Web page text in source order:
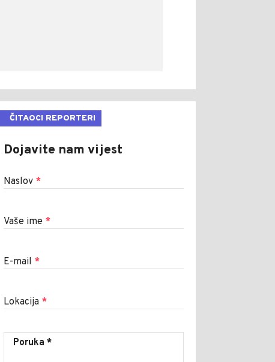
ČITAOCI REPORTERI
Dojavite nam vijest
Naslov *
Vaše ime *
E-mail *
Lokacija *